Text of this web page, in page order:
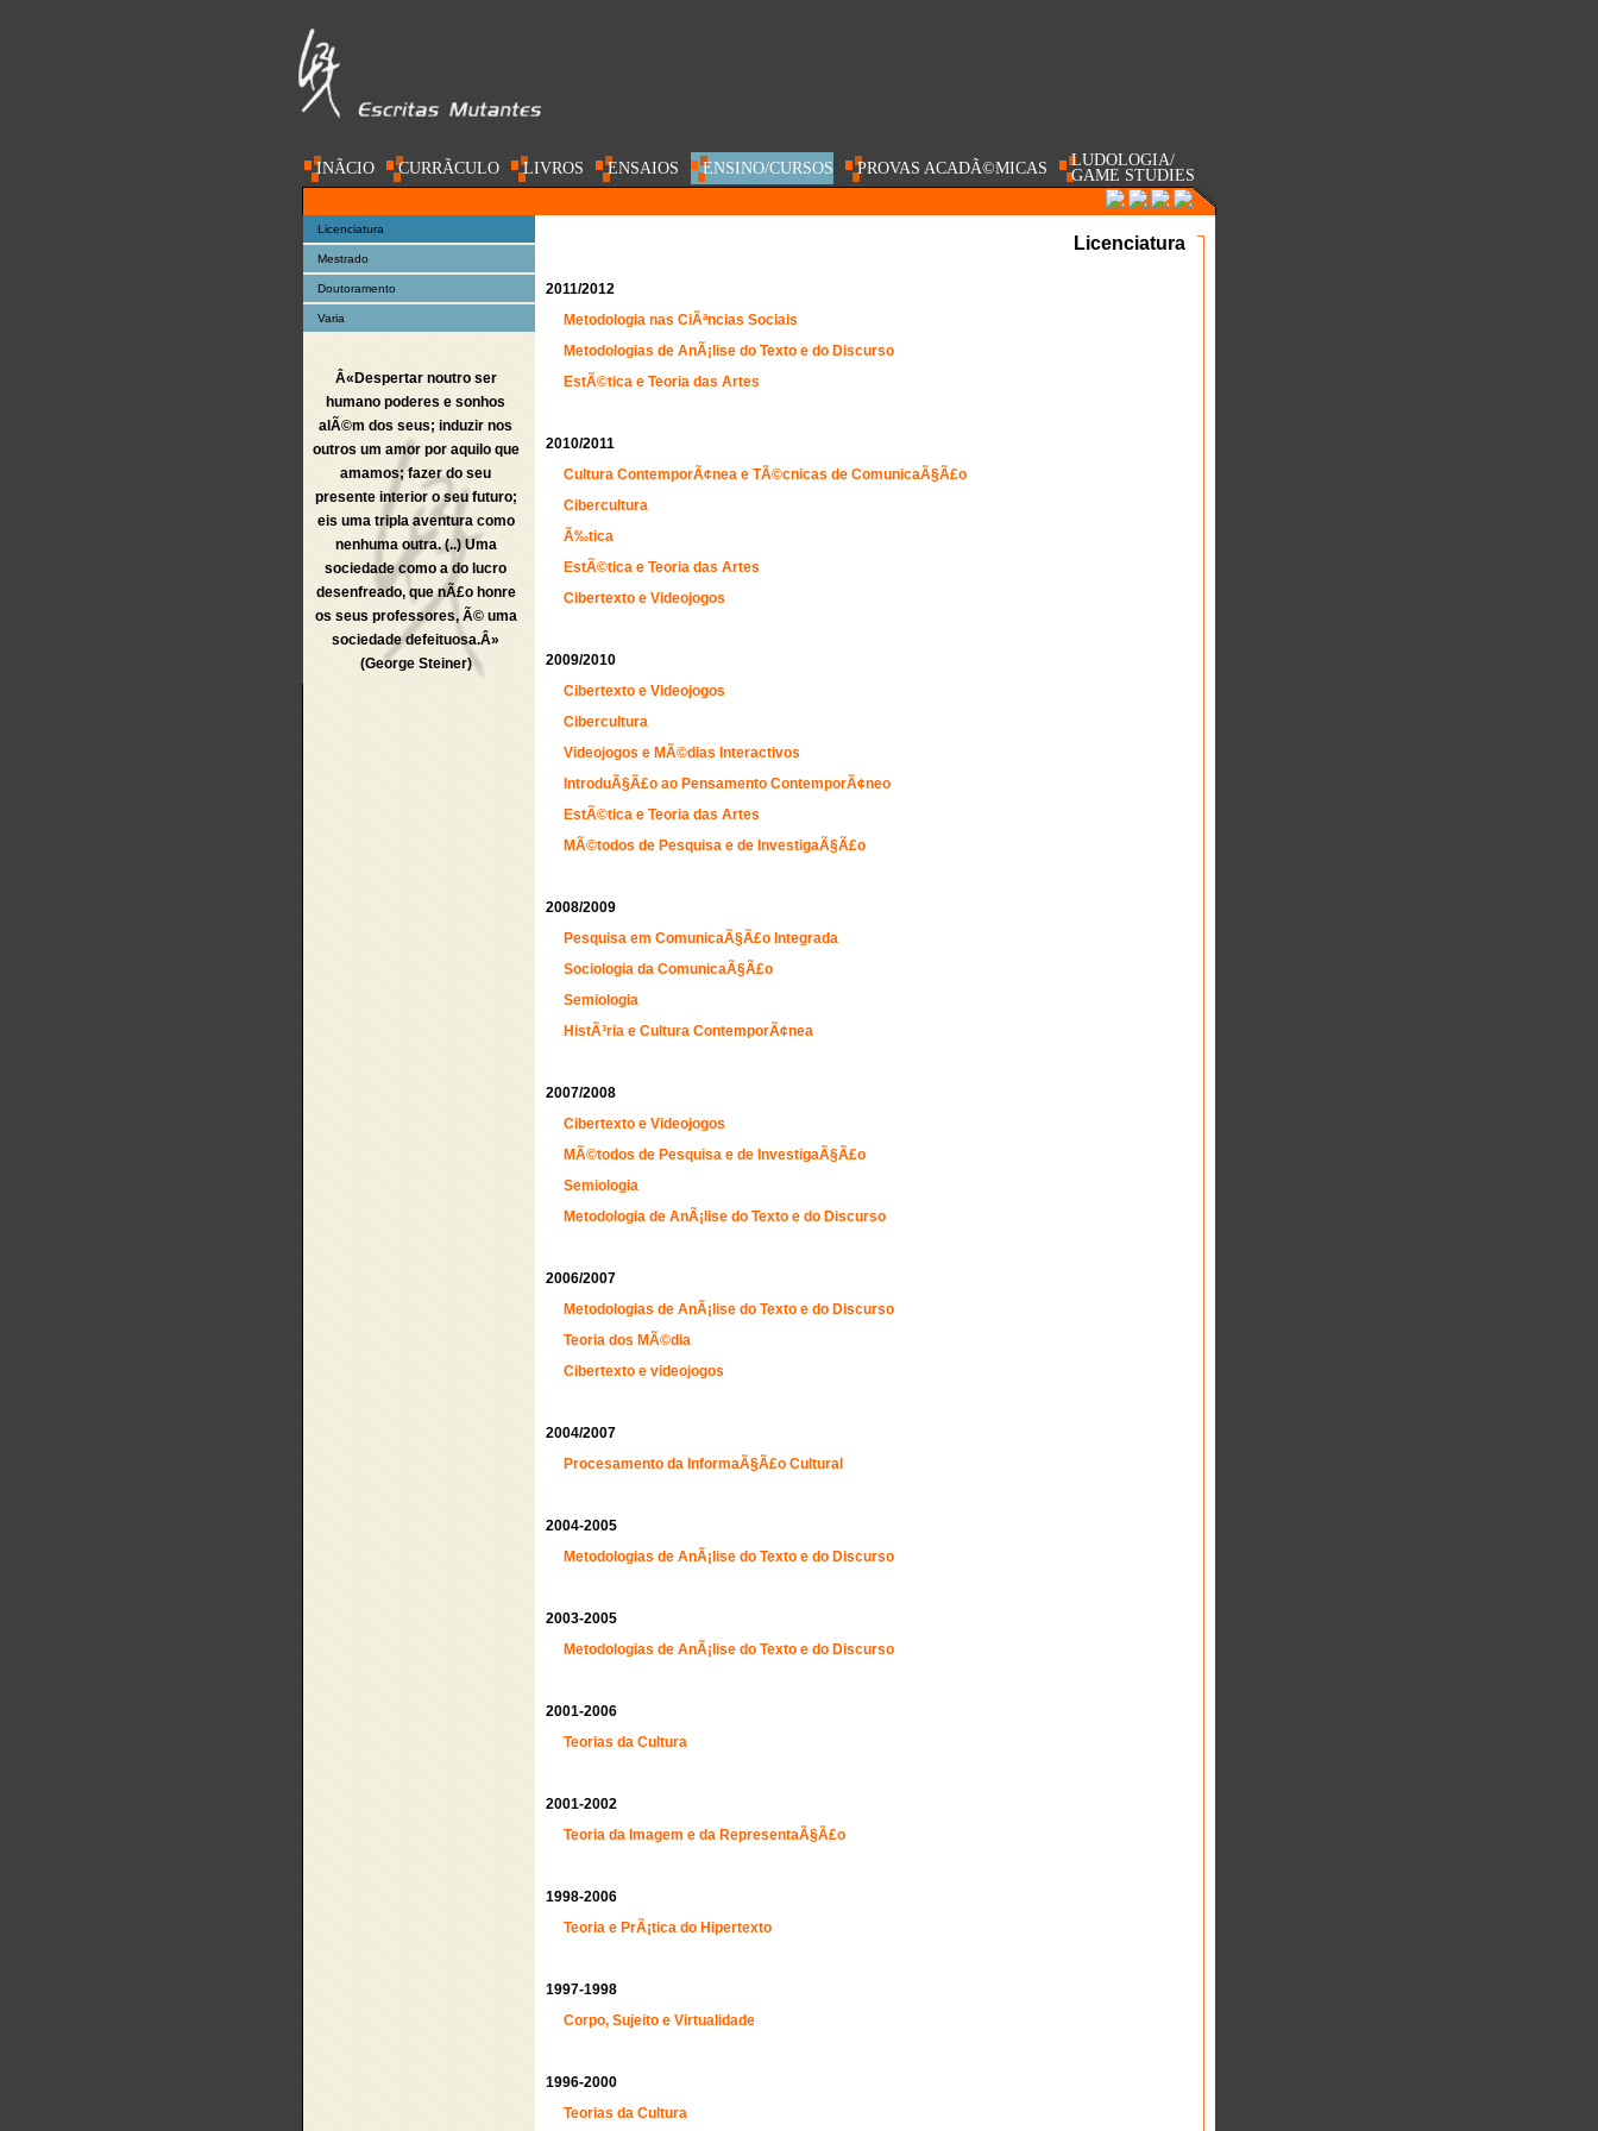
INÃ­CIO CURRÃ­CULO LIVROS ENSAIOS ENSINO/CURSOS PROVAS ACADÃ©MICAS
LUDOLOGIA/
GAME STUDIES
Licenciatura
Mestrado
Doutoramento
Varia
Â«Despertar noutro ser
humano poderes e sonhos
alÃ©m dos seus; induzir nos
outros um amor por aquilo que
amamos; fazer do seu
presente interior o seu futuro;
eis uma tripla aventura como
nenhuma outra. (..) Uma
sociedade como a do lucro
desenfreado, que nÃ£o honre
os seus professores, Ã© uma
sociedade defeituosa.Â»
(George Steiner)
Licenciatura
2011/2012
Metodologia nas CiÃªncias Sociais
Metodologias de AnÃ¡lise do Texto e do Discurso
EstÃ©tica e Teoria das Artes
2010/2011
Cultura ContemporÃ¢nea e TÃ©cnicas de ComunicaÃ§Ã£o
Cibercultura
Ã‰tica
EstÃ©tica e Teoria das Artes
Cibertexto e Videojogos
2009/2010
Cibertexto e Videojogos
Cibercultura
Videojogos e MÃ©dias Interactivos
IntroduÃ§Ã£o ao Pensamento ContemporÃ¢neo
EstÃ©tica e Teoria das Artes
MÃ©todos de Pesquisa e de InvestigaÃ§Ã£o
2008/2009
Pesquisa em ComunicaÃ§Ã£o Integrada
Sociologia da ComunicaÃ§Ã£o
Semiologia
HistÃ³ria e Cultura ContemporÃ¢nea
2007/2008
Cibertexto e Videojogos
MÃ©todos de Pesquisa e de InvestigaÃ§Ã£o
Semiologia
Metodologia de AnÃ¡lise do Texto e do Discurso
2006/2007
Metodologias de AnÃ¡lise do Texto e do Discurso
Teoria dos MÃ©dia
Cibertexto e videojogos
2004/2007
Procesamento da InformaÃ§Ã£o Cultural
2004-2005
Metodologias de AnÃ¡lise do Texto e do Discurso
2003-2005
Metodologias de AnÃ¡lise do Texto e do Discurso
2001-2006
Teorias da Cultura
2001-2002
Teoria da Imagem e da RepresentaÃ§Ã£o
1998-2006
Teoria e PrÃ¡tica do Hipertexto
1997-1998
Corpo, Sujeito e Virtualidade
1996-2000
Teorias da Cultura